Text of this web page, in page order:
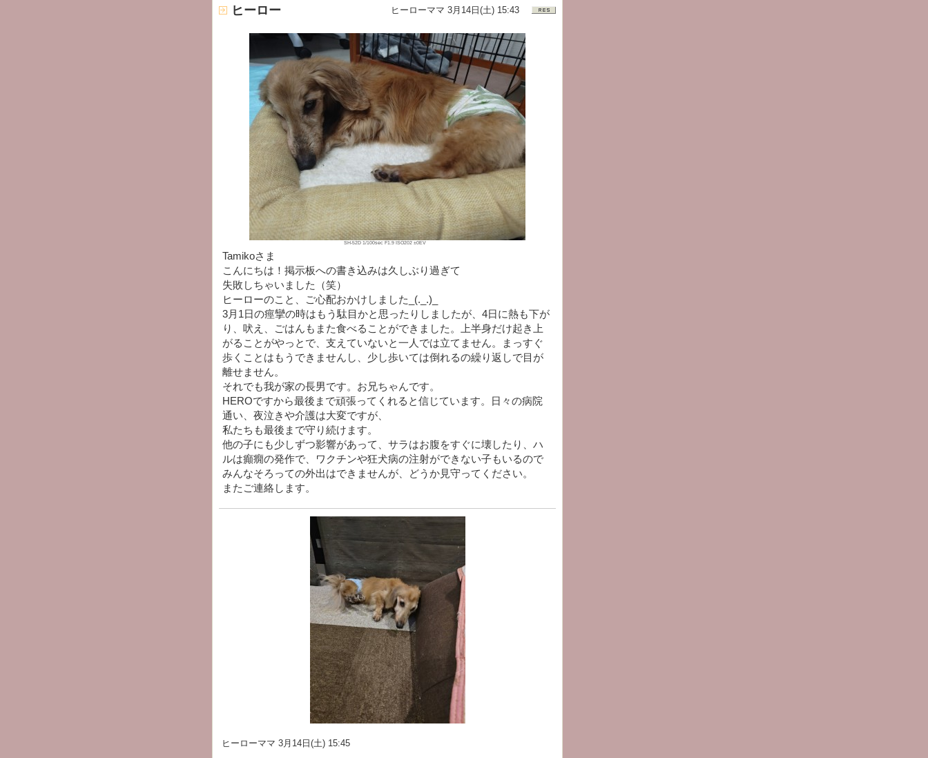
ヒーロー ヒーローママ 3月14日(土) 15:43
SH-52D 1/100sec F1.9 ISO202 ±0EV
Tamikoさま
こんにちは！掲示板への書き込みは久しぶり過ぎて
失敗しちゃいました（笑）
ヒーローのこと、ご心配おかけしました_(._.)_
3月1日の痙攣の時はもう駄目かと思ったりしましたが、4日に熱も下が
り、吠え、ごはんもまた食べることができました。上半身だけ起き上
がることがやっとで、支えていないと一人では立てません。まっすぐ
歩くことはもうできませんし、少し歩いては倒れるの繰り返しで目が
離せません。
それでも我が家の長男です。お兄ちゃんです。
HEROですから最後まで頑張ってくれると信じています。日々の病院
通い、夜泣きや介護は大変ですが、
私たちも最後まで守り続けます。
他の子にも少しずつ影響があって、サラはお腹をすぐに壊したり、ハ
ルは癲癇の発作で、ワクチンや狂犬病の注射ができない子もいるので
みんなそろっての外出はできませんが、どうか見守ってください。
またご連絡します。
ヒーローママ 3月14日(土) 15:45